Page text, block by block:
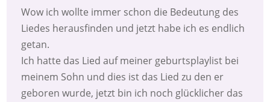
Wow ich wollte immer schon die Bedeutung des
Liedes herausfinden und jetzt habe ich es endlich
getan.
Ich hatte das Lied auf meiner geburtsplaylist bei
meinem Sohn und dies ist das Lied zu den er
geboren wurde, jetzt bin ich noch glücklicher das